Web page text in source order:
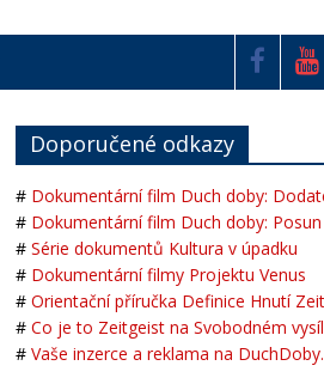
Doporučené odkazy
# Dokumentární film Duch doby:
# Dokumentární film Duch doby:
# Série dokumentů Kultura v úpadku
# Dokumentární filmy Projektu Venus
# Orientační příručka Definice Hnutí
# Co je to Zeitgeist na Svobodném
# Vaše inzerce a reklama na